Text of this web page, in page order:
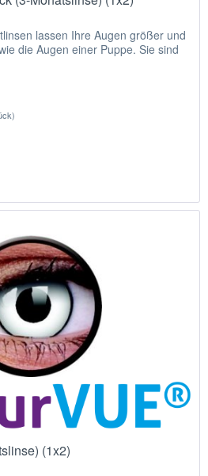
lassen Ihre Augen größer und
die Augen einer Puppe. Sie sind
(1x2)